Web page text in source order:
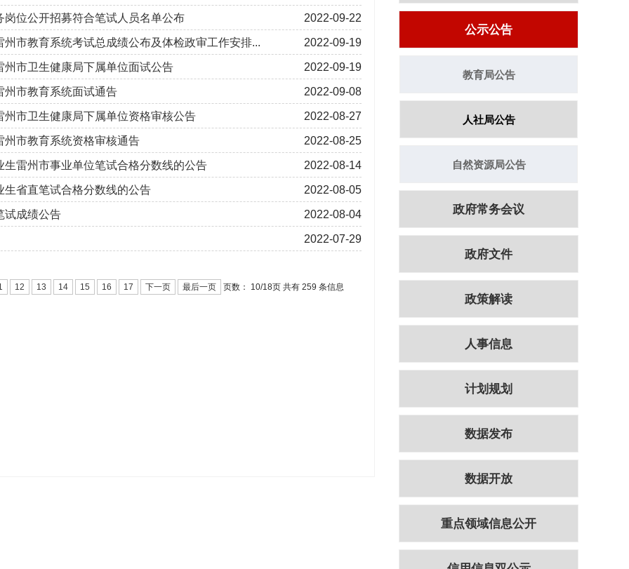
2022-09-22
位公开招募符合笔试人员名单公布
2022-09-19
市教育系统考试总成绩公布及体检政审工作安排...
2022-09-19
市卫生健康局下属单位面试公告
2022-09-08
州市教育系统面试通告
2022-08-27
市卫生健康局下属单位资格审核公告
2022-08-25
州市教育系统资格审核通告
2022-08-14
雷州市事业单位笔试合格分数线的公告
2022-08-05
省直笔试合格分数线的公告
2022-08-04
试成绩公告
2022-07-29
12 13 14 15 16 17 下一页 最后一页 页数： 10/18页 共有 259 条信息
公示公告
教育局公告
人社局公告
自然资源局公告
政府常务会议
政府文件
政策解读
人事信息
计划规划
数据发布
数据开放
重点领域信息公开